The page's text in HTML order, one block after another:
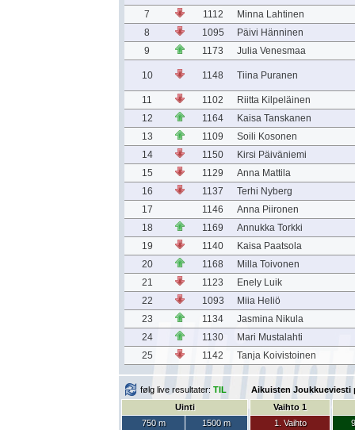
7
1112
Minna Lahtinen
8
1095
Päivi Hänninen
9
1173 Julia Venesmaa
10 1148 Tiina Puranen
11 1102
Riitta Kilpeläinen
12
1164
Kaisa Tanskanen
13
1109
Soili Kosonen
14
1150
Kirsi Päiväniemi
15
1129
Anna Mattila
16
1137
Terhi Nyberg
17
1146
Anna Piironen
18
1169
Annukka Torkki
19
1140
Kaisa Paatsola
20
1168
Milla Toivonen
21
1123
Enely Luik
22
1093
Miia Heliö
23
1134
Jasmina Nikula
24
1130
Mari Mustalahti
25
1142 Tanja Koivistoinen
følg live resultater: TIL
Aikuisten Joukkueviesti
Uinti
750 m
1500 m
Vaihto 1
1. Vaihto